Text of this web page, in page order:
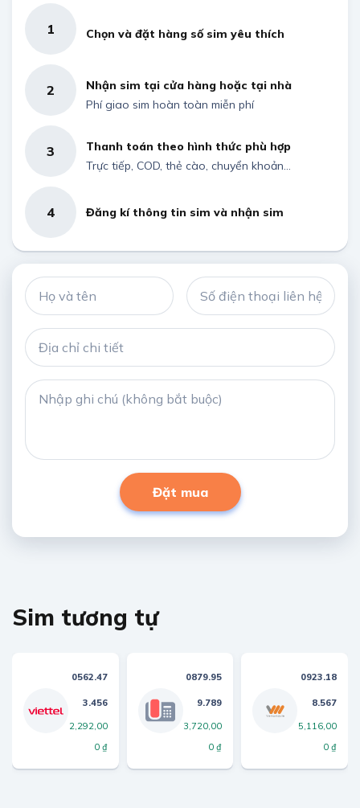
1 Chọn và đặt hàng số sim yêu thích
2
Nhận sim tại cửa hàng hoặc tại nhà
Phí giao sim hoàn toàn miễn phí
3
Thanh toán theo hình thức phù hợp
Trực tiếp, COD, thẻ cào, chuyển khoản...
4 Đăng kí thông tin sim và nhận sim
Đặt mua
Sim tương tự
0562.47
3.456
2,292,00
0 ₫
0879.95
9.789
3,720,00
0 ₫
0923.18
8.567
5,116,00
0 ₫